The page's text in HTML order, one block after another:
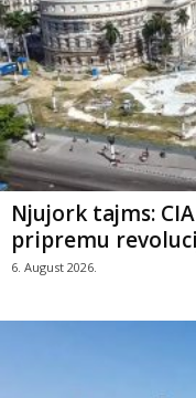
Njujork tajms:
pripremu
6. August 2026.